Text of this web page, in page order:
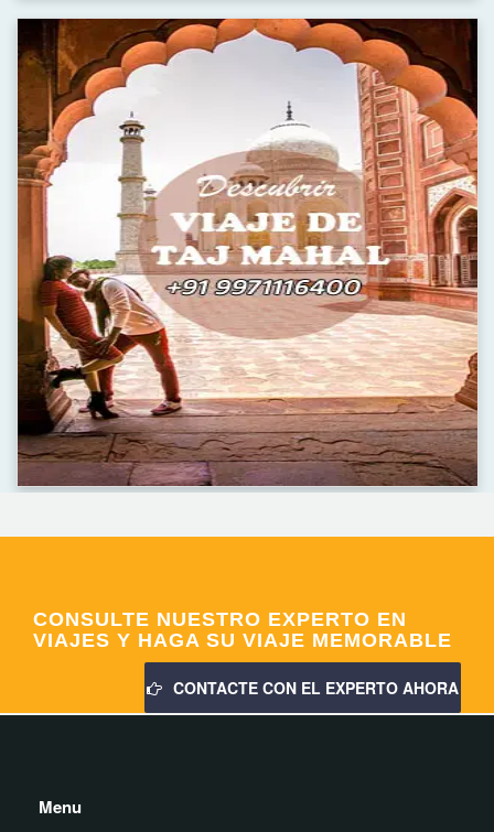
CONSULTE NUESTRO EXPERTO EN
VIAJES Y HAGA SU VIAJE MEMORABLE
CONTACTE CON EL EXPERTO AHORA
Menu